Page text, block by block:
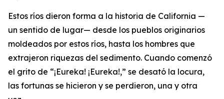
Estos ríos dieron forma a la historia de California —
un sentido de lugar— desde los pueblos originarios
moldeados por estos ríos, hasta los hombres que
extrajeron riquezas del sedimento. Cuando comenzó
el grito de “¡Eureka! ¡Eureka!,” se desató la locura,
las fortunas se hicieron y se perdieron, una y otra